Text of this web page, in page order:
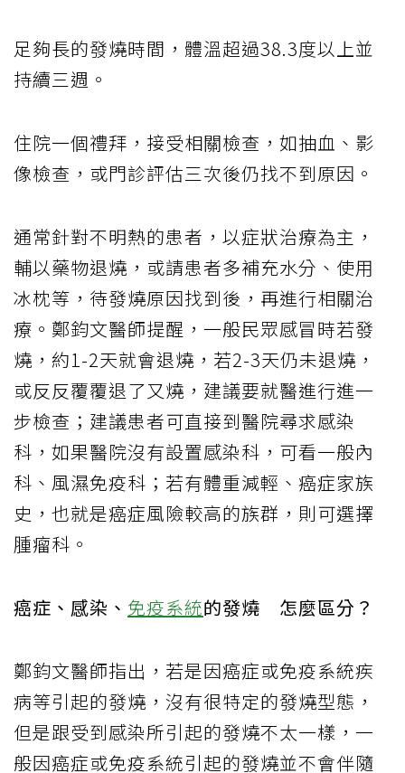
足夠長的發燒時間，體溫超過38.3度以上並
持續三週。
住院一個禮拜，接受相關檢查，如抽血、影
像檢查，或門診評估三次後仍找不到原因。
通常針對不明熱的患者，以症狀治療為主，
輔以藥物退燒，或請患者多補充水分、使用
冰枕等，待發燒原因找到後，再進行相關治
療。鄭鈞文醫師提醒，一般民眾感冒時若發
燒，約1-2天就會退燒，若2-3天仍未退燒，
或反反覆覆退了又燒，建議要就醫進行進一
步檢查；建議患者可直接到醫院尋求感染
科，如果醫院沒有設置感染科，可看一般內
科、風濕免疫科；若有體重減輕、癌症家族
史，也就是癌症風險較高的族群，則可選擇
腫瘤科。
癌症、感染、 免疫系統的發燒 怎麼區分？
鄭鈞文醫師指出，若是因癌症或免疫系統疾
病等引起的發燒，沒有很特定的發燒型態，
但是跟受到感染所引起的發燒不太一樣，一
般因癌症或免疫系統引起的發燒並不會伴隨